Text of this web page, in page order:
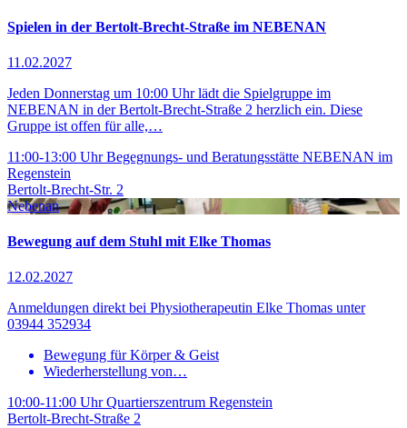
Spielen in der Bertolt-Brecht-Straße im NEBENAN
11.02.2027
Jeden Donnerstag um 10:00 Uhr lädt die Spielgruppe im
NEBENAN in der Bertolt-Brecht-Straße 2 herzlich ein. Diese
Gruppe ist offen für alle,…
11:00-13:00 UhrBegegnungs- und Beratungsstätte NEBENAN im
Regenstein
Bertolt-Brecht-Str. 2
Nebenan
Bewegung auf dem Stuhl mit Elke Thomas
12.02.2027
Anmeldungen direkt bei Physiotherapeutin Elke Thomas unter
03944 352934
Bewegung für Körper & Geist
Wiederherstellung von…
10:00-11:00 UhrQuartierszentrum Regenstein
Bertolt-Brecht-Straße 2